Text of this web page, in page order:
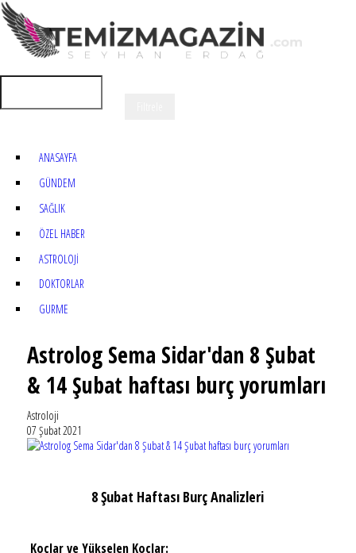
ANASAYFA
GÜNDEM
SAĞLIK
ÖZEL HABER
ASTROLOJİ
DOKTORLAR
GURME
Astrolog Sema Sidar'dan 8 Şubat
& 14 Şubat haftası burç yorumları
Astroloji
07 Şubat 2021
8 Şubat Haftası Burç Analizleri
Koçlar ve Yükselen Koçlar: